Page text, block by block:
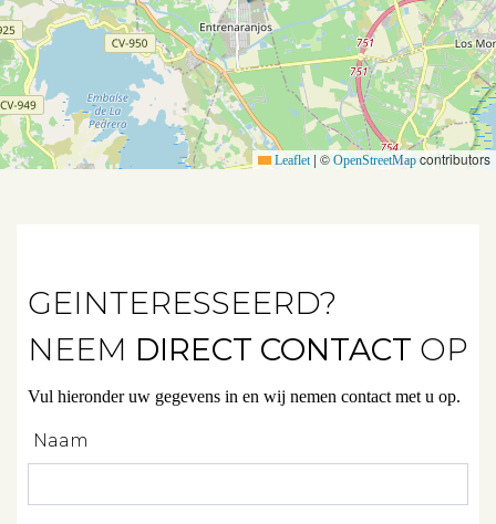
Koopwoningen
Diensten
Leaflet | © OpenStreetMap contributors
GEINTERESSEERD?
NEEM DIRECT CONTACT OP
Vul hieronder uw gegevens in en wij nemen contact met u op.
Naam